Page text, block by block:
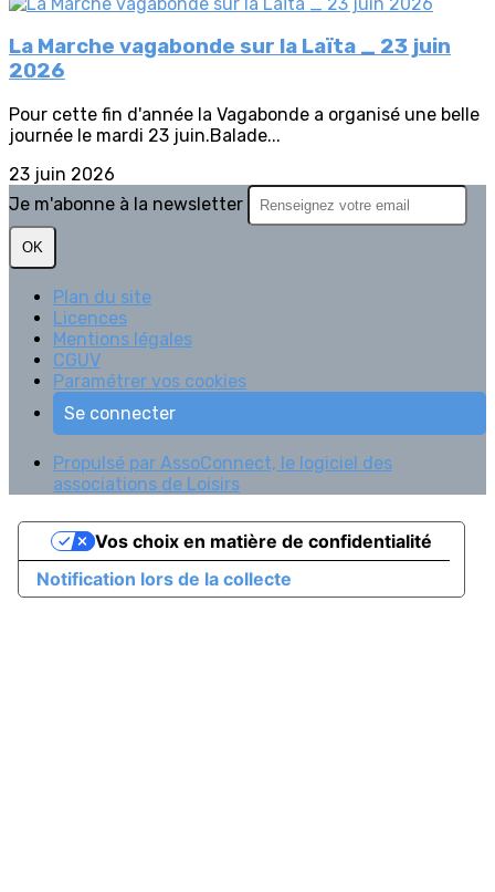
La Marche vagabonde sur la Laïta _ 23 juin
2026
Pour cette fin d'année la Vagabonde a organisé une belle
journée le mardi 23 juin.Balade...
23 juin 2026
Je m'abonne à la newsletter
OK
Plan du site
Licences
Mentions légales
CGUV
Paramétrer vos cookies
Se connecter
Propulsé par AssoConnect, le logiciel des
associations de Loisirs
Notification lors de la collecte
Vos choix en matière de confidentialité